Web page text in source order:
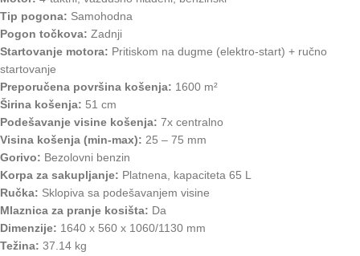
Tip pogona: Samohodna
Pogon točkova: Zadnji
Startovanje motora: Pritiskom na dugme (elektro-start) + ručno
startovanje
Preporučena površina košenja: 1600 m²
Širina košenja: 51 cm
Podešavanje visine košenja: 7x centralno
Visina košenja (min-max): 25 – 75 mm
Gorivo: Bezolovni benzin
Korpa za sakupljanje: Platnena, kapaciteta 65 L
Ručka: Sklopiva sa podešavanjem visine
Mlaznica za pranje kosišta: Da
Dimenzije: 1640 x 560 x 1060/1130 mm
Težina: 37.14 kg